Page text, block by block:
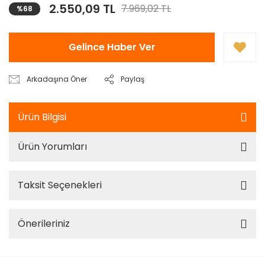
%68 2.550,09 TL 7.969,02 TL
Gelince Haber Ver
Arkadaşına Öner Paylaş
Ürün Bilgisi
Ürün Yorumları
Taksit Seçenekleri
Önerileriniz